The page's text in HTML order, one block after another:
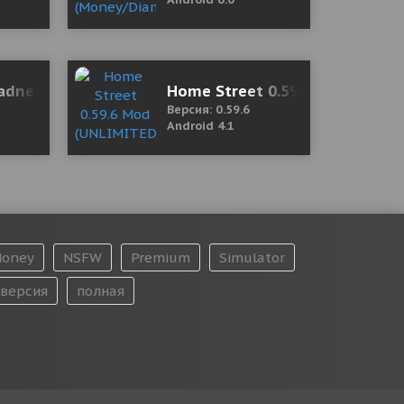
Scary Horror Escape Room Game 1.0.8 (Mod
Home Street 0.59.6 Mod
Версия: 0.59.6
Android 4.1
NSFW Premium
Simulator
версия
полная